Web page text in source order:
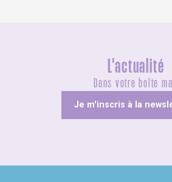
L'actualité
Dans votre boîte
Je m'inscris à la